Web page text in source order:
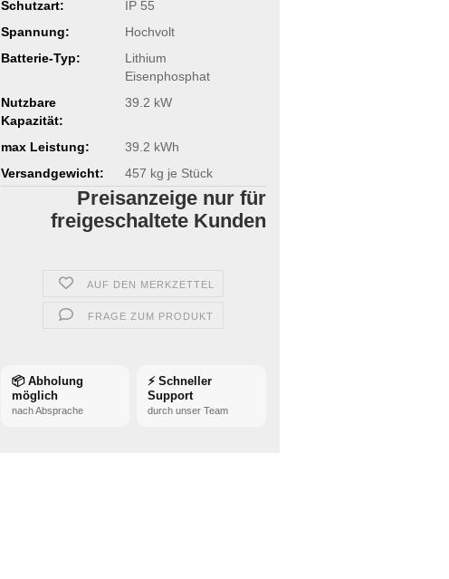
Schutzart:
IP 55
Spannung:
Hochvolt
Batterie-Typ:
Lithium
Eisenphosphat
Nutzbare
Kapazität:
39.2 kW
max Leistung:
39.2 kWh
Versandgewicht:
457 kg je Stück
Preisanzeige nur für
freigeschaltete Kunden
AUF DEN MERKZETTEL
FRAGE ZUM PRODUKT
📦 Abholung
möglich
nach Absprache
⚡ Schneller
Support
durch unser Team